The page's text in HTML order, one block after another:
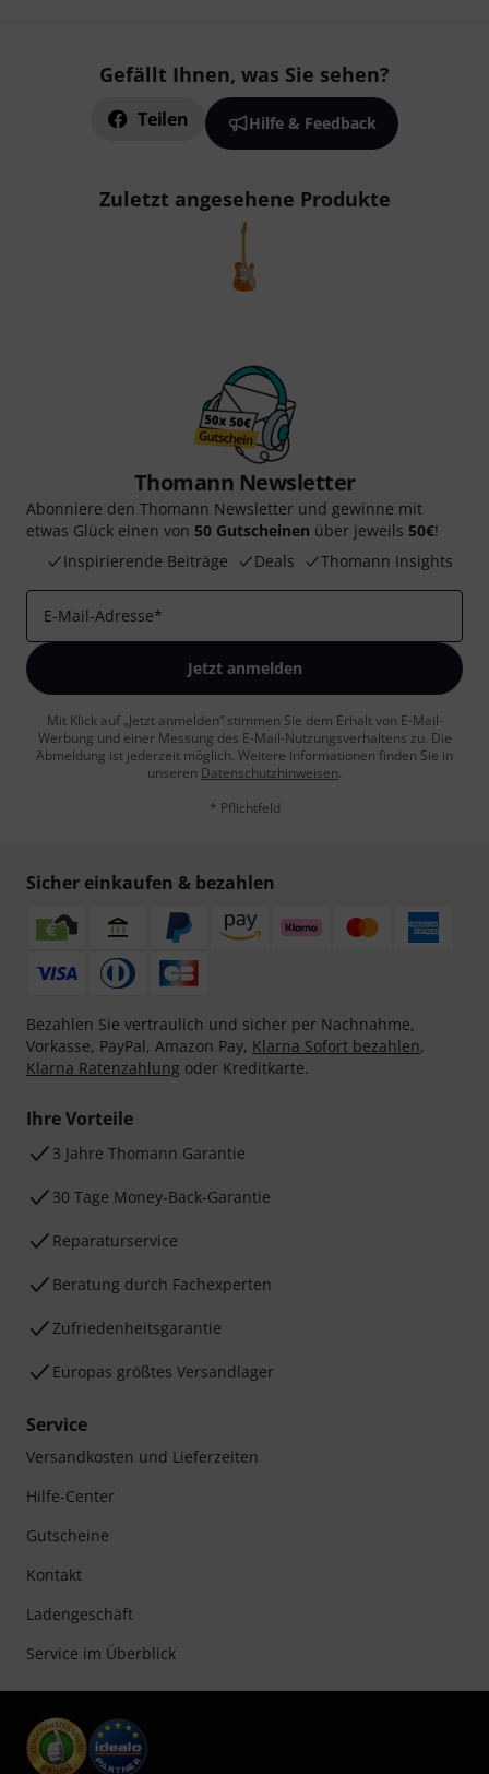
Gefällt Ihnen, was Sie sehen?
Teilen Hilfe & Feedback
Zuletzt angesehene Produkte
Thomann Newsletter
Abonniere den Thomann Newsletter und gewinne mit
etwas Glück einen von 50 Gutscheinen über jeweils 50€!
Inspirierende Beiträge
Deals Thomann Insights
E-Mail-Adresse*
Jetzt anmelden
Mit Klick auf „Jetzt anmelden“ stimmen Sie dem Erhalt von E-Mail-
Werbung und einer Messung des E-Mail-Nutzungsverhaltens zu. Die
Abmeldung ist jederzeit möglich. Weitere Informationen finden Sie in
unseren Datenschutzhinweisen.
* Pflichtfeld
Sicher einkaufen & bezahlen
Bezahlen Sie vertraulich und sicher per Nachnahme,
Vorkasse, PayPal, Amazon Pay, Klarna Sofort bezahlen,
Klarna Ratenzahlung oder Kreditkarte.
Ihre Vorteile
3 Jahre Thomann Garantie
30 Tage Money-Back-Garantie
Reparaturservice
Beratung durch Fachexperten
Zufriedenheitsgarantie
Europas größtes Versandlager
Service
Versandkosten und Lieferzeiten
Hilfe-Center
Gutscheine
Kontakt
Ladengeschäft
Service im Überblick